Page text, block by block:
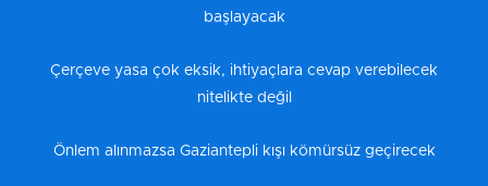
başlayacak
Çerçeve yasa çok eksik, ihtiyaçlara cevap verebilecek
nitelikte değil
Önlem alınmazsa Gaziantepli kışı kömürsüz geçirecek